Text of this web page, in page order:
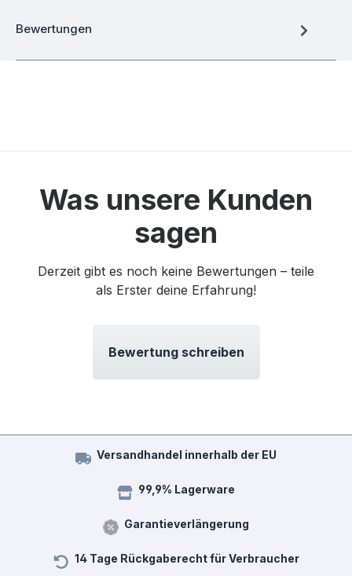
Bewertungen
Was unsere Kunden
sagen
Derzeit gibt es noch keine Bewertungen – teile
als Erster deine Erfahrung!
Bewertung schreiben
Versandhandel innerhalb der EU
99,9% Lagerware
Garantieverlängerung
14 Tage Rückgaberecht für Verbraucher